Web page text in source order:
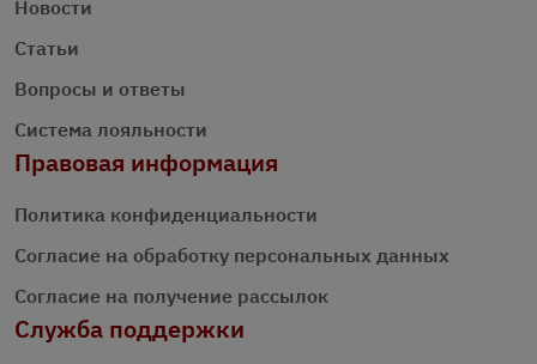
Новости
Статьи
Вопросы и ответы
Система лояльности
Правовая информация
Политика конфиденциальности
Согласие на обработку персональных данных
Согласие на получение рассылок
Служба поддержки